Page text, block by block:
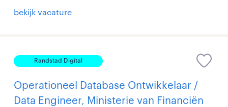
bekijk vacature
Randstad Digital
Operationeel Database Ontwikkelaar /
Data Engineer, Ministerie van Financiën